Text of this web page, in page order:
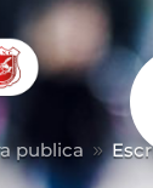
publica 9